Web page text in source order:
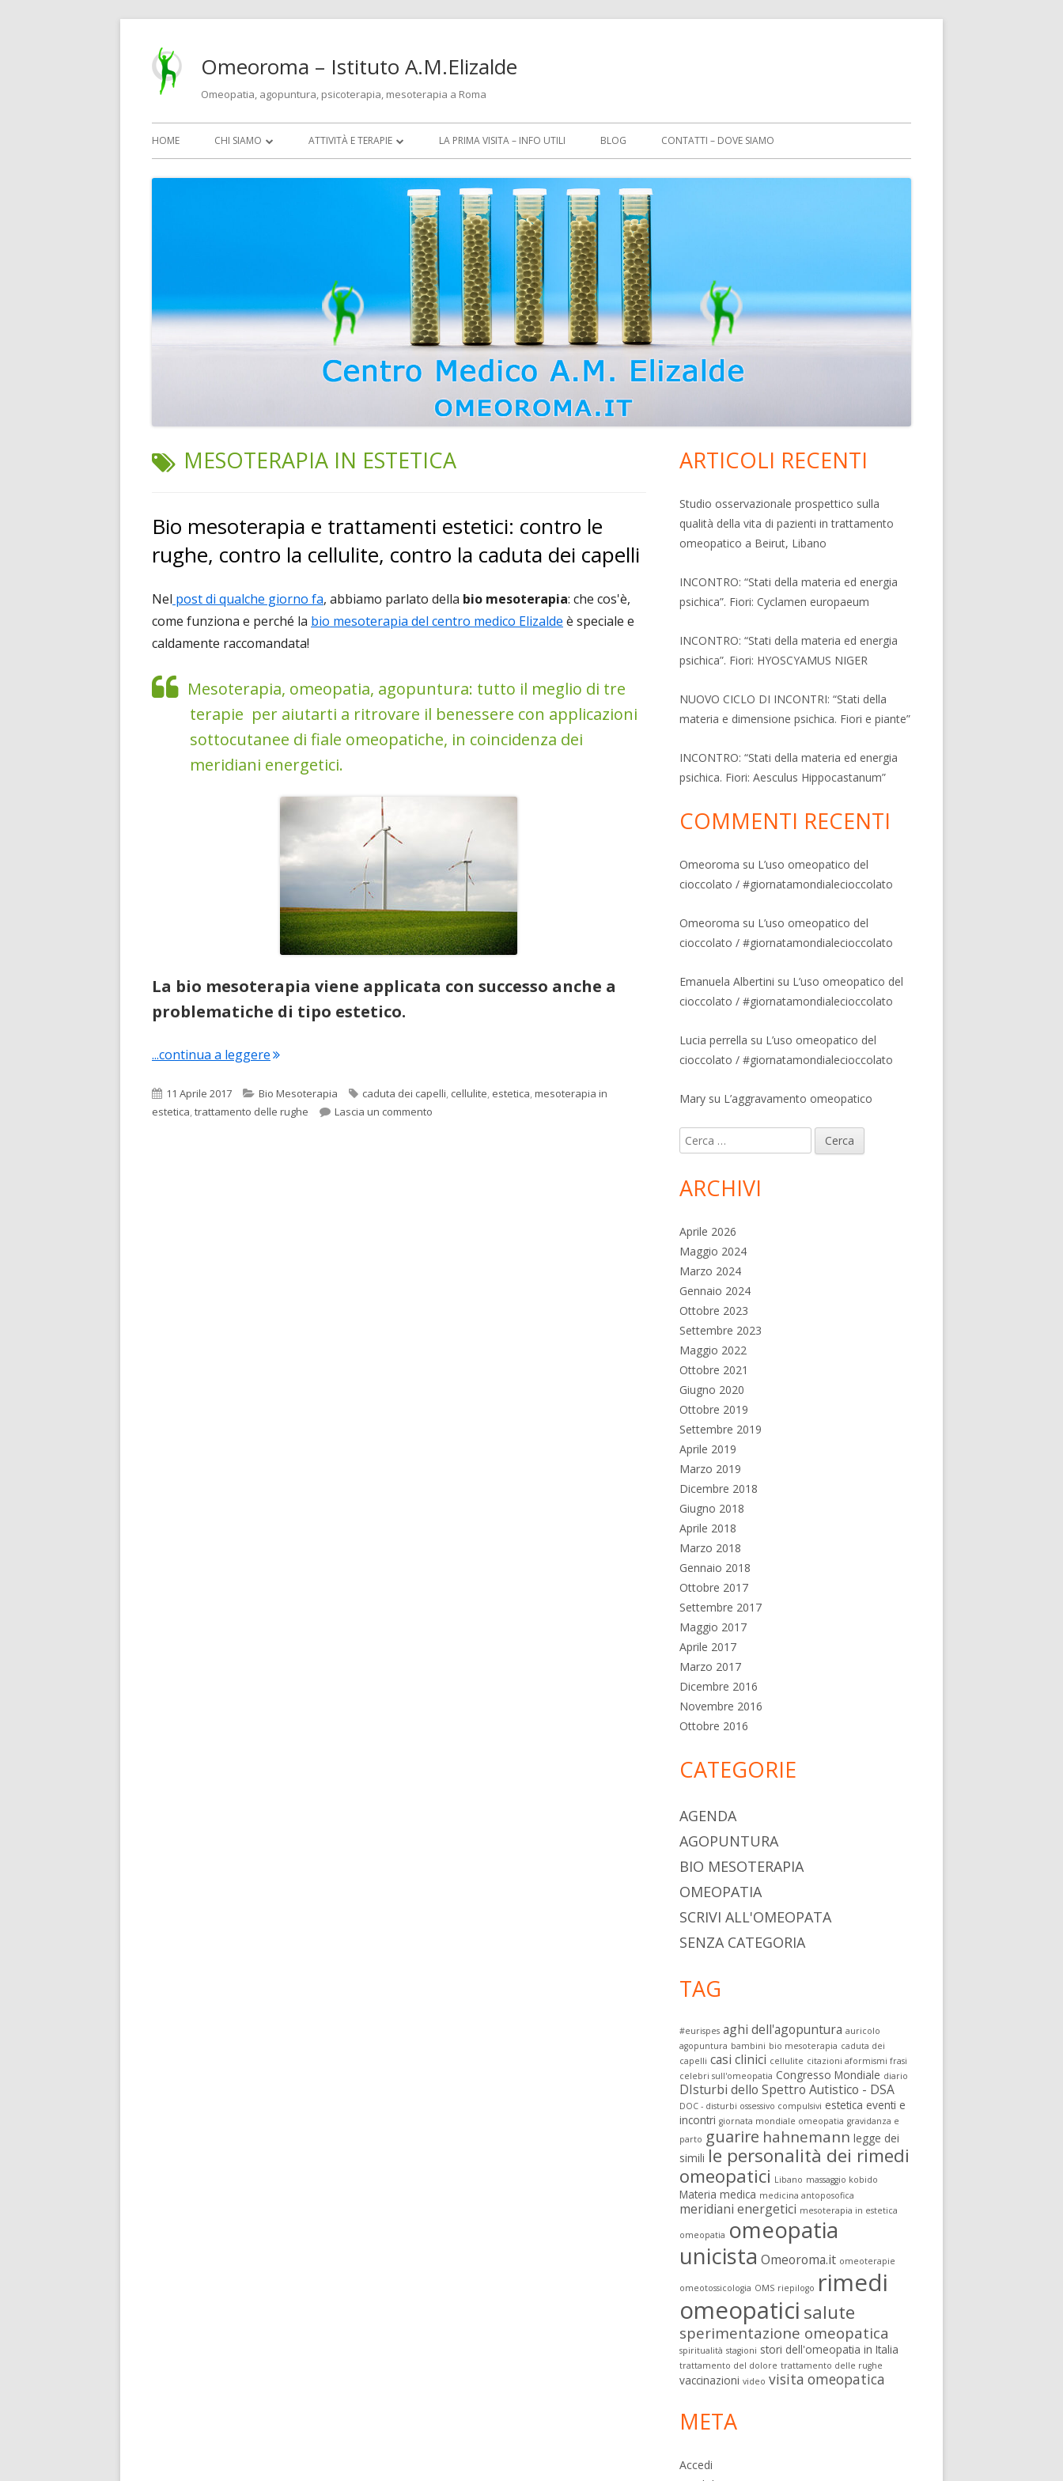
Omeoroma – Istituto A.M.Elizalde
Omeopatia, agopuntura, psicoterapia, mesoterapia a Roma
Menu
principale
HOME CHI SIAMO ATTIVITÀ E TERAPIE
CORSI PER PROFESSIONISTI (CREDITI
ECM)
LA PRIMA VISITA – INFO UTILI BLOG CONTATTI – DOVE SIAMO
TAG:
MESOTERAPIA IN ESTETICA
Bio mesoterapia e trattamenti estetici: contro le
rughe, contro la cellulite, contro la caduta dei capelli
Nel post di qualche giorno fa, abbiamo parlato della bio mesoterapia: che cos'è,
come funziona e perché la bio mesoterapia del centro medico Elizalde è speciale e
caldamente raccomandata!
Mesoterapia, omeopatia, agopuntura: tutto il meglio di tre
terapie per aiutarti a ritrovare il benessere con applicazioni
sottocutanee di fiale omeopatiche, in coincidenza dei
meridiani energetici.
La bio mesoterapia viene applicata con successo anche a
problematiche di tipo estetico.
...continua a leggere"Bio mesoterapia e trattamenti estetici: contro le rughe, contro la cellulite, contro la caduta dei capelli"
Pubblicato
11 Aprile 2017 Categorie
Bio Mesoterapia Tag
caduta dei capelli, cellulite, estetica,mesoterapia in
estetica,trattamento delle rughe Lascia un commento per Bio mesoterapia e trattamenti estetici: contro le rughe, contro la cellulite, contro la caduta dei capelli
Barra
laterale
principale
ARTICOLI RECENTI
Studio osservazionale prospettico sulla
qualità della vita di pazienti in trattamento
omeopatico a Beirut, Libano
INCONTRO: “Stati della materia ed energia
psichica”. Fiori: Cyclamen europaeum
INCONTRO: “Stati della materia ed energia
psichica”. Fiori: HYOSCYAMUS NIGER
NUOVO CICLO DI INCONTRI: “Stati della
materia e dimensione psichica. Fiori e piante”
INCONTRO: “Stati della materia ed energia
psichica. Fiori: Aesculus Hippocastanum”
COMMENTI RECENTI
Omeoroma su L’uso omeopatico del
cioccolato / #giornatamondialecioccolato
Omeoroma su L’uso omeopatico del
cioccolato / #giornatamondialecioccolato
Emanuela Albertini su L’uso omeopatico del
cioccolato / #giornatamondialecioccolato
Lucia perrella su L’uso omeopatico del
cioccolato / #giornatamondialecioccolato
Mary su L’aggravamento omeopatico
Ricerca
per:
ARCHIVI
Aprile 2026
Maggio 2024
Marzo 2024
Gennaio 2024
Ottobre 2023
Settembre 2023
Maggio 2022
Ottobre 2021
Giugno 2020
Ottobre 2019
Settembre 2019
Aprile 2019
Marzo 2019
Dicembre 2018
Giugno 2018
Aprile 2018
Marzo 2018
Gennaio 2018
Ottobre 2017
Settembre 2017
Maggio 2017
Aprile 2017
Marzo 2017
Dicembre 2016
Novembre 2016
Ottobre 2016
CATEGORIE
AGENDA
AGOPUNTURA
BIO MESOTERAPIA
OMEOPATIA
SCRIVI ALL'OMEOPATA
SENZA CATEGORIA
TAG
#eurispes aghi dell'agopuntura auricolo
agopuntura bambini bio mesoterapia caduta dei
capelli casi clinici cellulite citazioni aformismi frasi
celebri sull'omeopatia Congresso Mondiale diario
DIsturbi dello Spettro Autistico - DSA
DOC - disturbi ossessivo compulsivi estetica eventi e
incontri giornata mondiale omeopatia gravidanza e
parto guarire hahnemann legge dei
simili le personalità dei rimedi
omeopatici Libano massaggio kobido
Materia medica medicina antoposofica
meridiani energetici mesoterapia in estetica
omeopatia omeopatia
unicista Omeoroma.it omeoterapie
omeotossicologia OMS riepilogo rimedi
omeopatici salute
sperimentazione omeopatica
spiritualità stagioni stori dell'omeopatia in Italia
trattamento del dolore trattamento delle rughe
vaccinazioni video visita omeopatica
META
Accedi